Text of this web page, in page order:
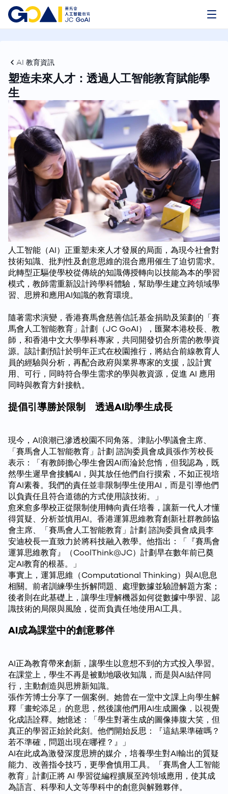
AI 教育資訊
塑造未來人才：透過人工智能教育賦能學
生
人工智能（AI）正重塑未來人才發展的局面，為現今社會對
技術知識、批判性及創意思維的混合應用催生了迫切需求。
此轉型正驅使學校從傳統的知識傳授轉向以技能為本的學習
模式，教師需重新設計跨學科體驗，幫助學生建立跨領域學
習、思辨和應用AI知識的教育環境。
隨著需求演變，香港賽馬會慈善信託基金捐助及策劃的「賽
馬會人工智能教育」計劃（JC GoAI），匯聚本港校長、教
師，和香港中文大學學科專家，共同開發切合所需的教學資
源。該計劃預計於明年正式在校園推行，將結合前線教育人
員的經驗與分析，再配合政府與業界專家的支援，設計實
用、可行，同時符合學生需求的學與教資源，促進 AI 應用
同時與教育方針接軌。
提倡引導勝於限制 透過AI助學生成長
現今，AI浪潮已滲透校園不同角落。津貼小學議會主席、
「賽馬會人工智能教育」計劃 諮詢委員會成員張作芳校長
表示：「有教師擔心學生會因AI而淪於怠惰，但我認為，既
然學生遲早會接觸AI，與其放任他們自行摸索，不如正視培
育AI素養。我們的責任並非限制學生使用AI，而是引導他們
以負責任且符合道德的方式使用該技術。」
愈來愈多學校正從限制使用轉向責任培養，讓新一代人才懂
得質疑、分析並慎用AI。香港運算思維教育創新社群教師協
會主席、「賽馬會人工智能教育」計劃 諮詢委員會成員李
安迪校長一直致力於將科技融入教學。他指出：「『賽馬會
運算思維教育』（CoolThink@JC）計劃早在數年前已奠
定AI教育的根基。」
事實上，運算思維（Computational Thinking）與AI息息
相關。前者訓練學生拆解問題、處理數據並驗證解題方案；
後者則在此基礎上，讓學生理解機器如何從數據中學習、認
識技術的局限與風險，從而負責任地使用AI工具。
AI成為課堂中的創意夥伴
AI正為教育帶來創新，讓學生以意想不到的方式投入學習。
在課堂上，學生不再是被動地吸收知識，而是與AI結伴同
行，主動創造與思辨新知識。
張作芳博士分享了一個案例。她曾在一堂中文課上向學生解
釋「畫蛇添足」的意思，然後讓他們用AI生成圖像，以視覺
化成語詮釋。她憶述：「學生對著生成的圖像捧腹大笑，但
真正的學習正始於此刻。他們開始反思：『這結果準確嗎？
若不準確，問題出現在哪裡？』」
AI在此成為激發深度思辨的媒介，培養學生對AI輸出的質疑
能力、改善指令技巧，更學會慎用工具。「賽馬會人工智能
教育」計劃正將 AI 學習從編程擴展至跨領域應用，使其成
為語言、科學和人文等學科中的創意與解難夥伴。